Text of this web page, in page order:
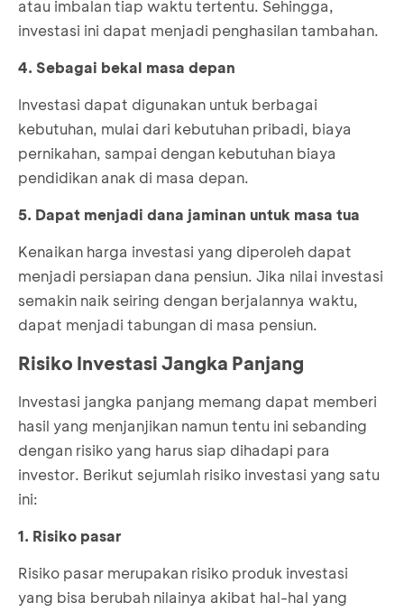
atau imbalan tiap waktu tertentu. Sehingga,
investasi ini dapat menjadi penghasilan tambahan.
4. Sebagai bekal masa depan
Investasi dapat digunakan untuk berbagai
kebutuhan, mulai dari kebutuhan pribadi, biaya
pernikahan, sampai dengan kebutuhan biaya
pendidikan anak di masa depan.
5. Dapat menjadi dana jaminan untuk masa tua
Kenaikan harga investasi yang diperoleh dapat
menjadi persiapan dana pensiun. Jika nilai investasi
semakin naik seiring dengan berjalannya waktu,
dapat menjadi tabungan di masa pensiun.
Risiko Investasi Jangka Panjang
Investasi jangka panjang memang dapat memberi
hasil yang menjanjikan namun tentu ini sebanding
dengan risiko yang harus siap dihadapi para
investor. Berikut sejumlah risiko investasi yang satu
ini:
1. Risiko pasar
Risiko pasar merupakan risiko produk investasi
yang bisa berubah nilainya akibat hal-hal yang